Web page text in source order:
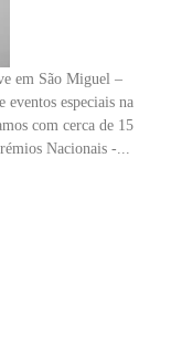
em São Miguel –
especiais na
com cerca de 15
Nacionais -...